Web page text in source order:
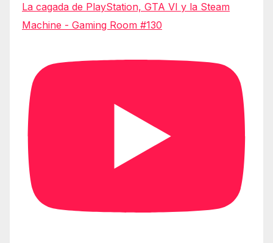
La cagada de PlayStation, GTA VI y la Steam
Machine - Gaming Room #130